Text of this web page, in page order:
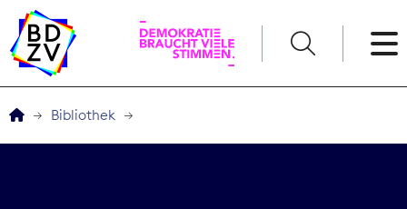
Bibliothek